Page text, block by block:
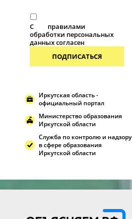
С
правилами
обработки персональных
данных согласен
ПОДПИСАТЬСЯ
Иркутская область -
официальный портал
Министерство образования
Иркутской области
Служба по контролю и надзору
в сфере образования
Иркутской области